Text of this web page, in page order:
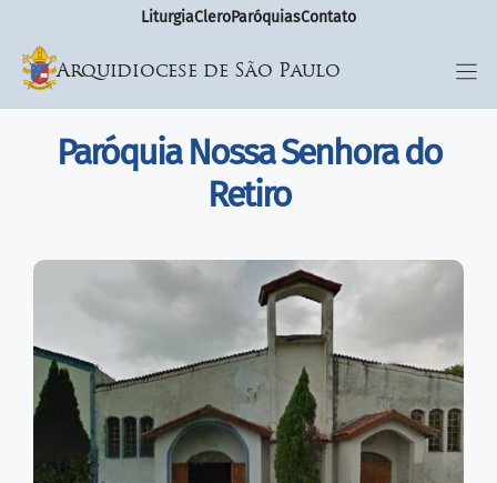
LiturgiaCleroParóquiasContato
Arquidiocese de São Paulo
Paróquia Nossa Senhora do
Retiro